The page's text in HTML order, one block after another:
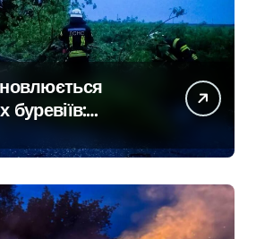
буревіїв:
будинки,
родин
електрики